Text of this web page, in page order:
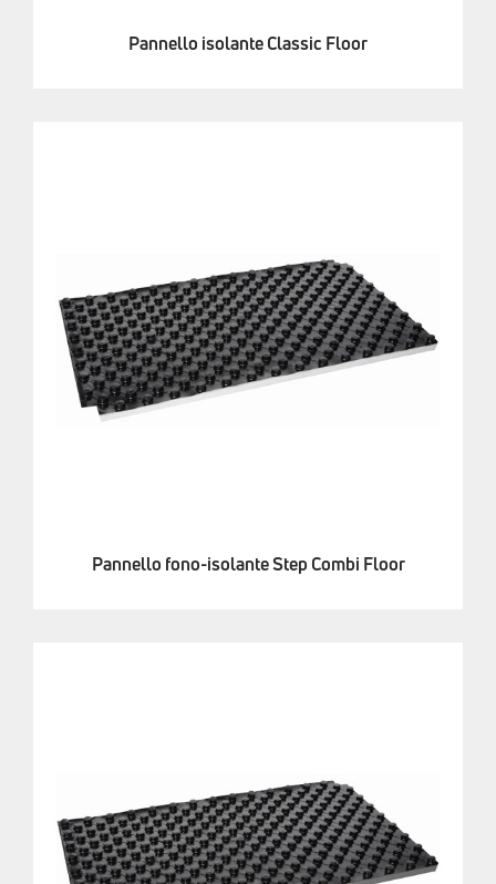
Pannello isolante Classic Floor
Pannello fono-isolante Step Combi Floor